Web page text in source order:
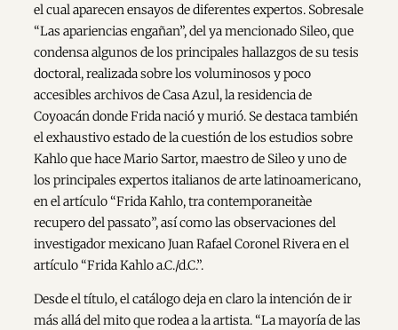
el cual aparecen ensayos de diferentes expertos. Sobresale
“Las apariencias engañan”, del ya mencionado Sileo, que
condensa algunos de los principales hallazgos de su tesis
doctoral, realizada sobre los voluminosos y poco
accesibles archivos de Casa Azul, la residencia de
Coyoacán donde Frida nació y murió. Se destaca también
el exhaustivo estado de la cuestión de los estudios sobre
Kahlo que hace Mario Sartor, maestro de Sileo y uno de
los principales expertos italianos de arte latinoamericano,
en el artículo “Frida Kahlo, tra contemporaneitàe
recupero del passato”, así como las observaciones del
investigador mexicano Juan Rafael Coronel Rivera en el
artículo “Frida Kahlo a.C./d.C.”.
Desde el título, el catálogo deja en claro la intención de ir
más allá del mito que rodea a la artista. “La mayoría de las